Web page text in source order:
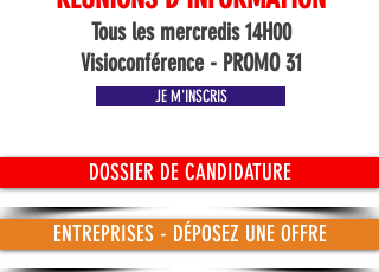
Tous les mercredis 14H00
Visioconférence - PROMO 31
JE M'INSCRIS
DOSSIER DE CANDIDATURE
ENTREPRISES - DÉPOSEZ UNE OFFRE